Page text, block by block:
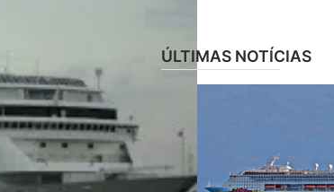
ÚLTIMAS NOTÍCIAS